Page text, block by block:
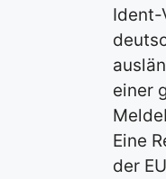
Ident-
einer
Eine
der